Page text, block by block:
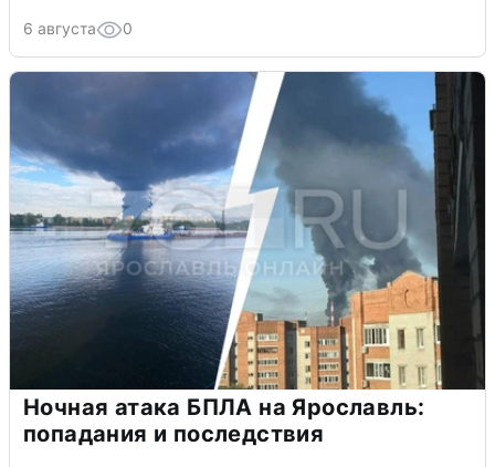
6 августа 0
Ночная атака БПЛА на Ярославль:
попадания и последствия